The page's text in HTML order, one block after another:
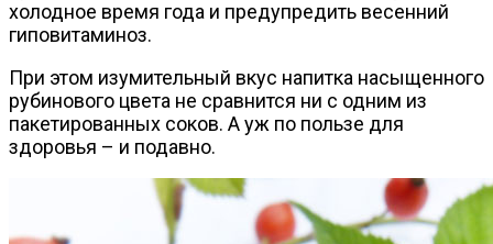
холодное время года и предупредить весенний
гиповитаминоз.
При этом изумительный вкус напитка насыщенного
рубинового цвета не сравнится ни с одним из
пакетированных соков. А уж по пользе для
здоровья – и подавно.